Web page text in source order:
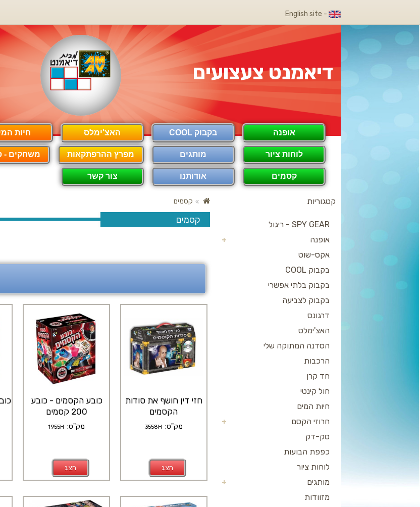
- English site
דיאמנט צעצועים
אופנה בקבוק COOL האצ'ימלס חיות
לוחות ציור מותגים מפרץ ההרפתקאות משחקים -
קסמים אודותנו צור קשר
קטגוריות
SPY GEAR - ריגול
אופנה
אקס-שוט
בקבוק COOL
בקבוק בלתי אפשרי
בקבוק לצביעה
דרגונס
האצ'ימלס
הסדנה המתוקה שלי
הרכבות
חד קרן
חול קינטי
חיות המים
חרוזי הקסם
טק-דק
כפפת הבועות
לוחות ציור
מותגים
מזוודות
קסמים
קסמים
חזי דין חושף את סודות
הקסמים
מק"ט: 3558H
הצג
כובע הקסמים - כובע
200 קסמים
מק"ט: 1955H
הצג